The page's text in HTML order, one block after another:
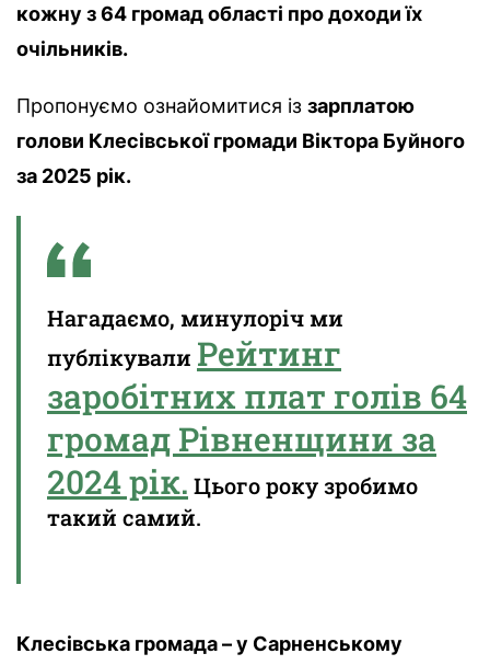
кожну з 64 громад області про доходи їх
очільників.
Пропонуємо ознайомитися із зарплатою
голови Клесівської громади Віктора Буйного
за 2025 рік.
Нагадаємо, минулоріч ми
публікували Рейтинг
заробітних плат голів 64
громад Рівненщини за
2024 рік. Цього року зробимо
такий самий.
Клесівська громада – у Сарненському